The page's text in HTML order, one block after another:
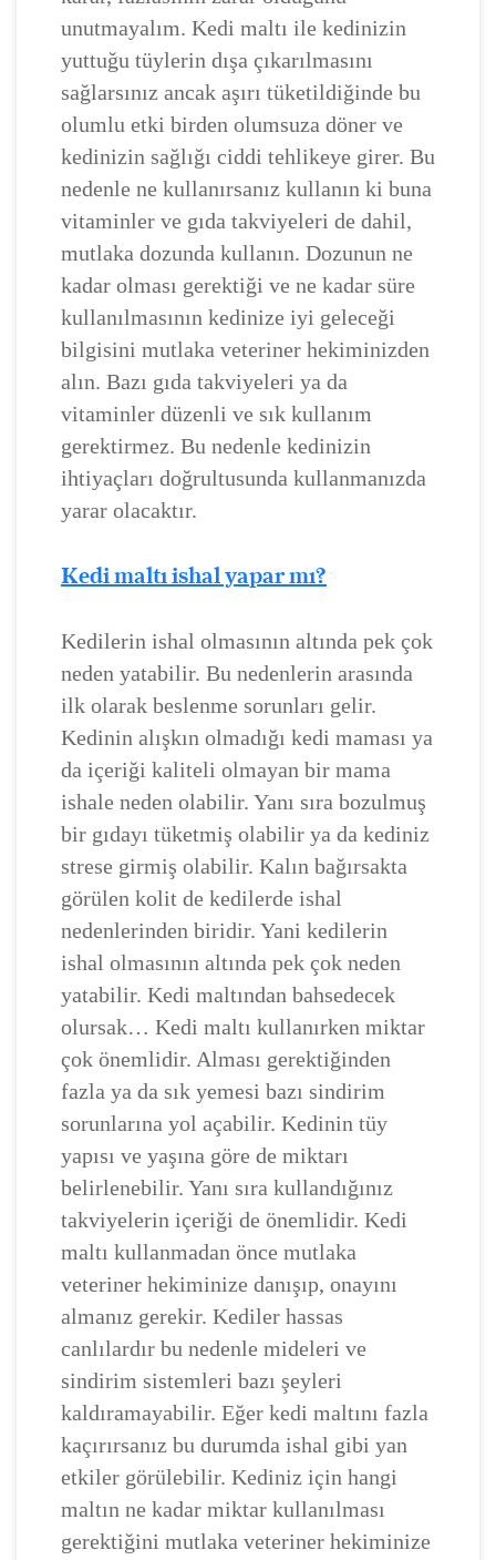
unutmayalım. Kedi maltı ile kedinizin
yuttuğu tüylerin dışa çıkarılmasını
sağlarsınız ancak aşırı tüketildiğinde bu
olumlu etki birden olumsuza döner ve
kedinizin sağlığı ciddi tehlikeye girer. Bu
nedenle ne kullanırsanız kullanın ki buna
vitaminler ve gıda takviyeleri de dahil,
mutlaka dozunda kullanın. Dozunun ne
kadar olması gerektiği ve ne kadar süre
kullanılmasının kedinize iyi geleceği
bilgisini mutlaka veteriner hekiminizden
alın. Bazı gıda takviyeleri ya da
vitaminler düzenli ve sık kullanım
gerektirmez. Bu nedenle kedinizin
ihtiyaçları doğrultusunda kullanmanızda
yarar olacaktır.
Kedi maltı ishal yapar mı?
Kedilerin ishal olmasının altında pek çok
neden yatabilir. Bu nedenlerin arasında
ilk olarak beslenme sorunları gelir.
Kedinin alışkın olmadığı kedi maması ya
da içeriği kaliteli olmayan bir mama
ishale neden olabilir. Yanı sıra bozulmuş
bir gıdayı tüketmiş olabilir ya da kediniz
strese girmiş olabilir. Kalın bağırsakta
görülen kolit de kedilerde ishal
nedenlerinden biridir. Yani kedilerin
ishal olmasının altında pek çok neden
yatabilir. Kedi maltından bahsedecek
olursak… Kedi maltı kullanırken miktar
çok önemlidir. Alması gerektiğinden
fazla ya da sık yemesi bazı sindirim
sorunlarına yol açabilir. Kedinin tüy
yapısı ve yaşına göre de miktarı
belirlenebilir. Yanı sıra kullandığınız
takviyelerin içeriği de önemlidir. Kedi
maltı kullanmadan önce mutlaka
veteriner hekiminize danışıp, onayını
almanız gerekir. Kediler hassas
canlılardır bu nedenle mideleri ve
sindirim sistemleri bazı şeyleri
kaldıramayabilir. Eğer kedi maltını fazla
kaçırırsanız bu durumda ishal gibi yan
etkiler görülebilir. Kediniz için hangi
maltın ne kadar miktar kullanılması
gerektiğini mutlaka veteriner hekiminize